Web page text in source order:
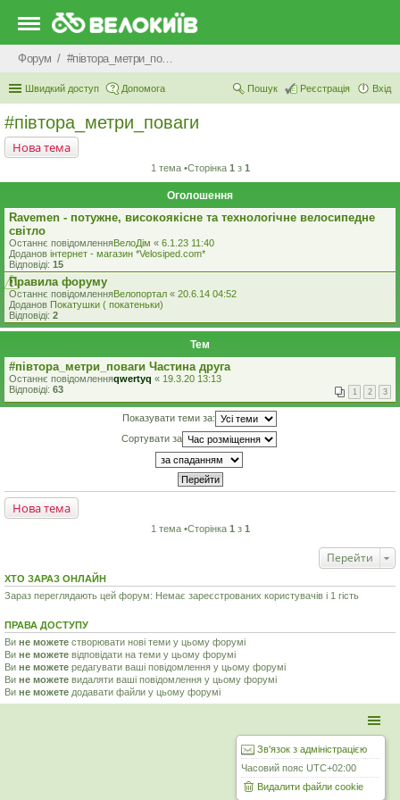
Форум #‎пiвтора_метри_поваги‬
Швидкий доступ Допомога Вхід
Реєстрація
Пошук
#‎пiвтора_метри_поваги‬
Нова тема
1 тема •Сторінка 1 з 1
Оголошення
Ravemen - потужне, високоякісне та технологічне велосипедне
світло
Останнє повідомленняВелоДім « 6.1.23 11:40
Доданов iнтернет - магазин *Velosiped.com*
Відповіді: 15
Правила форуму
Останнє повідомленняВелопортал « 20.6.14 04:52
Доданов Покатушки ( покатеньки)
Відповіді: 2
Тем
#‎півтора_метри_поваги Частина друга
Останнє повідомленняqwertyq « 19.3.20 13:13
Відповіді: 63 1 2 3
Показувати теми за:
Сортувати за
Нова тема
1 тема •Сторінка 1 з 1
Перейти
ХТО ЗАРАЗ ОНЛАЙН
Зараз переглядають цей форум: Немає зареєстрованих користувачів і 1 гість
ПРАВА ДОСТУПУ
Ви не можете створювати нові теми у цьому форумі
Ви не можете відповідати на теми у цьому форумі
Ви не можете редагувати ваші повідомлення у цьому форумі
Ви не можете видаляти ваші повідомлення у цьому форумі
Ви не можете додавати файли у цьому форумі
Зв'язок з адміністрацією
Часовий пояс UTC+02:00
Видалити файли cookie